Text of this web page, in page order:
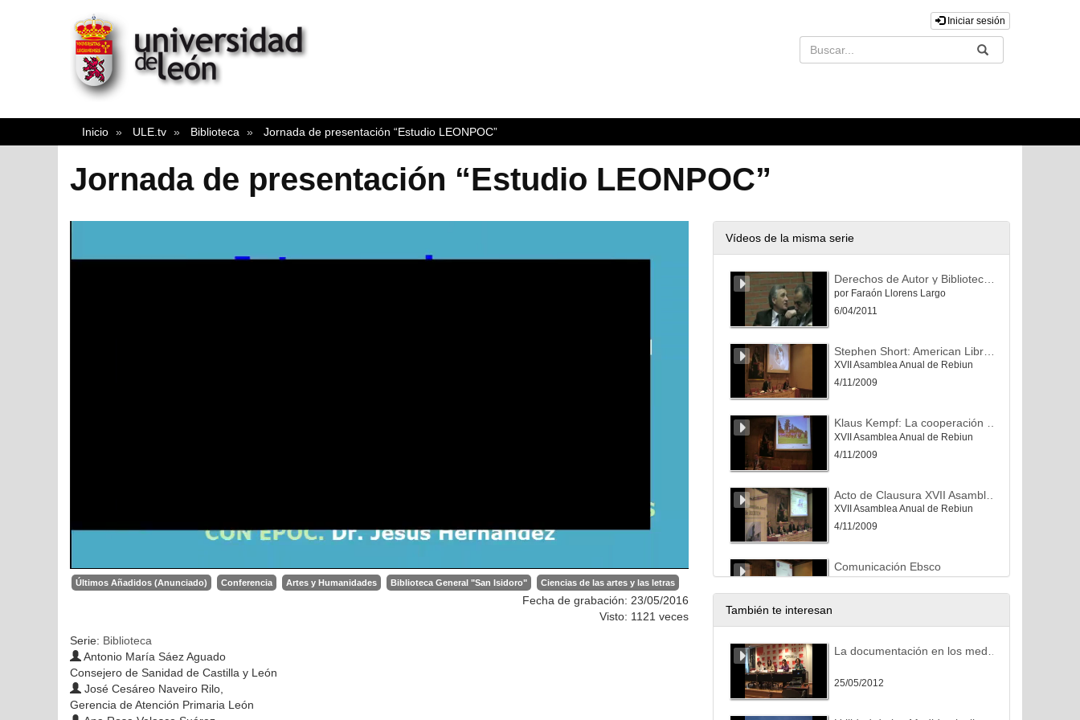
Iniciar sesión
Buscar Enviar
Inicio ULE.tv Biblioteca Jornada de presentación “Estudio LEONPOC”
Jornada de presentación “Estudio LEONPOC”
Últimos Añadidos (Anunciado) Conferencia Artes y Humanidades Biblioteca General "San Isidoro" Ciencias de las artes y las letras
Fecha de grabación: 23/05/2016
Visto: 1121 veces
Serie: Biblioteca
Antonio María Sáez Aguado
Consejero de Sanidad de Castilla y León
José Cesáreo Naveiro Rilo,
Gerencia de Atención Primaria León
Vídeos de la misma serie
por Faraón Llorens Largo
6/04/2011
XVII Asamblea Anual de Rebiun
4/11/2009
XVII Asamblea Anual de Rebiun
4/11/2009
XVII Asamblea Anual de Rebiun
4/11/2009
Comunicación Ebsco
XVII Asamblea Anual de Rebiun
XVII Asamblea Anual de Rebiun
También te interesan
25/05/2012